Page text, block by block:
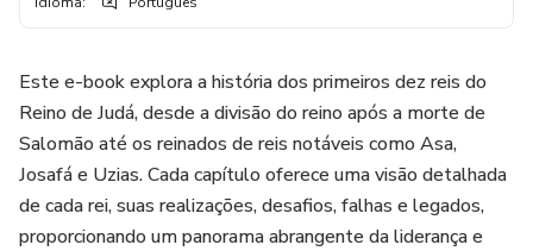
Este e-book explora a história dos primeiros dez reis do
Reino de Judá, desde a divisão do reino após a morte de
Salomão até os reinados de reis notáveis como Asa,
Josafá e Uzias. Cada capítulo oferece uma visão detalhada
de cada rei, suas realizações, desafios, falhas e legados,
proporcionando um panorama abrangente da liderança e